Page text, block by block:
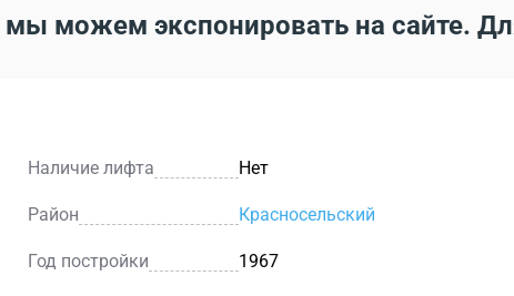
можем экспонировать на сайте.
Наличие лифта Нет
Район Красносельский
Год постройки 1967